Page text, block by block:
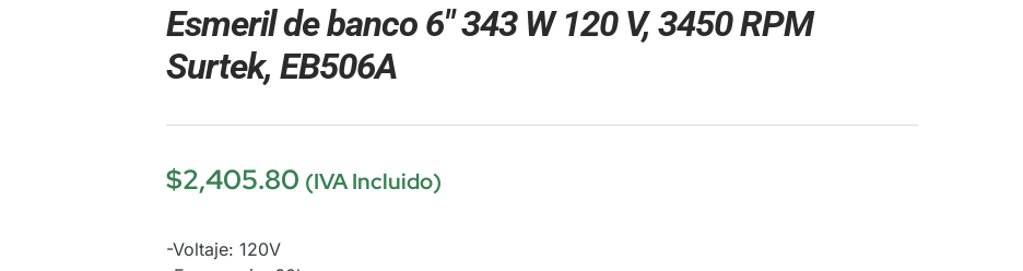
Esmeril de banco 6″ 343 W 120 V, 3450 RPM
Surtek, EB506A
$2,405.80 (IVA Incluido)
-Voltaje: 120V